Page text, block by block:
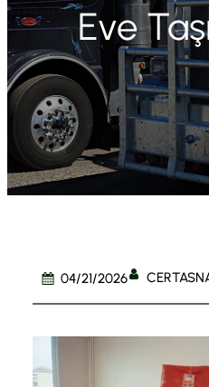
Eve
04/21/2026